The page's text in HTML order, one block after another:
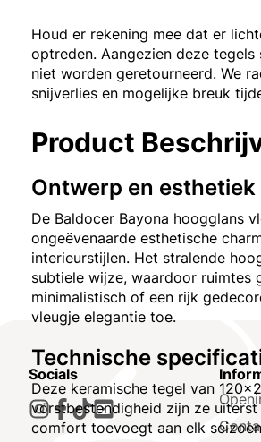
Houd er rekening mee dat er
optreden. Aangezien deze
niet worden geretourneerd. We
snijverlies en mogelijke breuk
Product
Ontwerp en esthetiek
De Baldocer Bayona hoogglans
ongeëvenaarde esthetische
interieurstijlen. Het stralende
subtiele wijze, waardoor ruimtes
minimalistisch of een rijk
vleugje elegantie toe.
Technische
Deze keramische tegel van
vorstbestendigheid zijn ze
comfort toevoegt aan elk
Socials